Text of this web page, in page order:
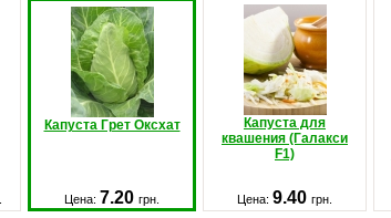
Капуста Грет Оксхат
Капуста для
квашения (Галакси
F1)
Цена: 7.20 грн. Цена: 9.40 грн.